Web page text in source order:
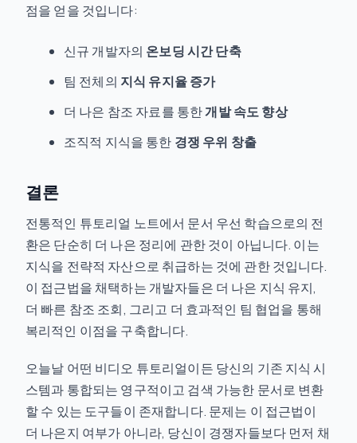
점을 얻을 것입니다:
신규 개발자의 온보딩 시간 단축
팀 전체의 지식 유지율 증가
더 나은 참조 자료를 통한개발 속도 향상
조직적 지식을 통한 경쟁 우위 창출
결론
전통적인 튜토리얼 노트에서 문서 우선 학습으로의 전
환은 단순히 더 나은 정리에 관한 것이 아닙니다. 이는
지식을 전략적 자산으로 취급하는 것에 관한 것입니다.
이 접근법을 채택하는 개발자들은 더 나은 지식 유지,
더 빠른 참조 조회, 그리고 더 효과적인 팀 협업을 통해
복리적인 이점을 구축합니다.
오늘날 어떤 비디오 튜토리얼이든 당신의 기존 지식 시
스템과 통합되는 영구적이고 검색 가능한 문서로 변환
할 수 있는 도구들이 존재합니다. 문제는 이 접근법이
더 나은지 여부가 아니라, 당신이 경쟁자들보다 먼저 채